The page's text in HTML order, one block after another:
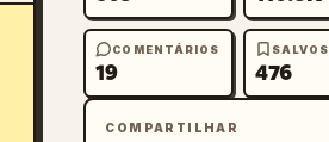
COMENTÁRIOS
19
SALVOS
476
COMPARTILHAR